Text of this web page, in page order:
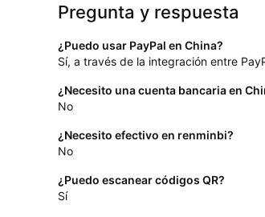
Pregunta y respuesta
¿Puedo usar PayPal en China?
Sí, a través de la integración entre
¿Necesito una cuenta bancaria en
No
¿Necesito efectivo en renminbi?
No
¿Puedo escanear códigos QR?
Sí